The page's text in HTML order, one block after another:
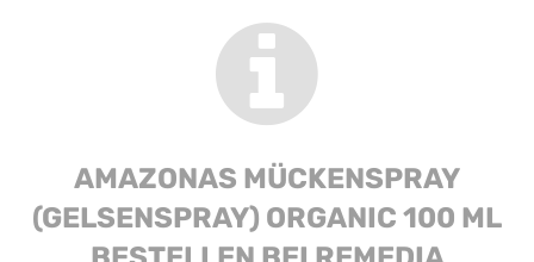
AMAZONAS MÜCKENSPRAY
(GELSENSPRAY) ORGANIC 100 ML